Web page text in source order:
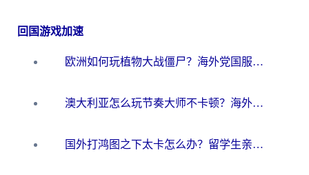
回国游戏加速
欧洲如何玩植物大战僵尸？海外党国服游戏加速避坑指南（附实测对比）
澳大利亚怎么玩节奏大师不卡顿？海外党国服游戏加速终极指南
国外打鸿图之下太卡怎么办？留学生亲测有效的国服游戏加速方案